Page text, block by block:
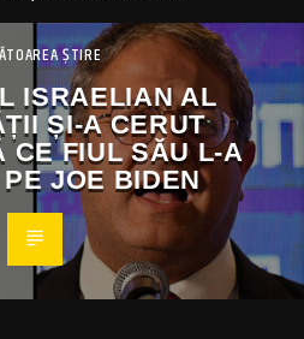
ȘTIRE
ISRAELIAN AL
ȘI-A CERUT
CE FIUL SĂU L-A
PE JOE BIDEN